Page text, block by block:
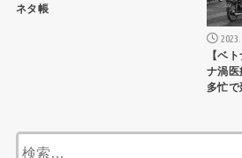
ネタ帳
【ベ
ナ渦医
多忙